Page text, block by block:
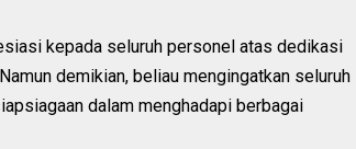
kepada seluruh personel atas dedikasi
demikian, beliau mengingatkan seluruh
dalam menghadapi berbagai